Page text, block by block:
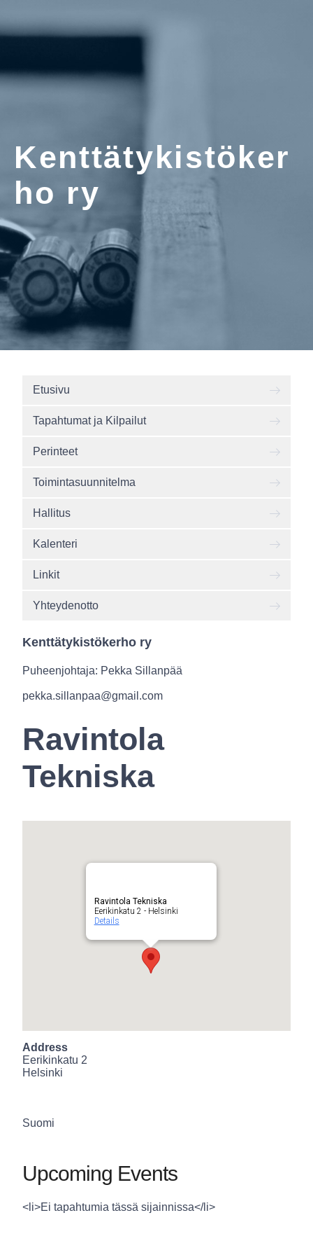
Kenttätykistöker
ho ry
Etusivu
Tapahtumat ja Kilpailut
Perinteet
Toimintasuunnitelma
Hallitus
Kalenteri
Linkit
Yhteydenotto
Kenttätykistökerho ry
Puheenjohtaja: Pekka Sillanpää
pekka.sillanpaa@gmail.com
Ravintola
Tekniska
Ravintola Tekniska
Eerikinkatu 2 - Helsinki
Details
Address
Eerikinkatu 2
Helsinki
Suomi
Upcoming Events
<li>Ei tapahtumia tässä sijainnissa</li>